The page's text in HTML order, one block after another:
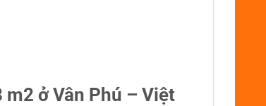
ở Vân Phú – Việt